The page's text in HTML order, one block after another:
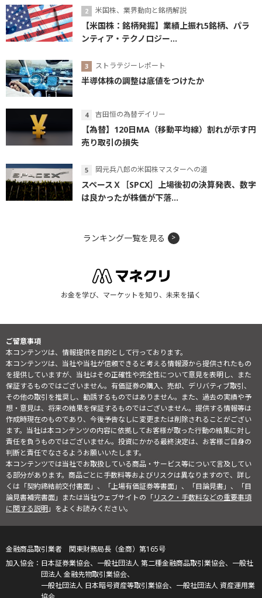
米国株、業界動向と銘柄解説
【米国株：銘柄発掘】業績上振れ5銘柄、パラ
ンティア・テクノロジー...
ストラテジーレポート
半導体株の調整は底値をつけたか
吉田恒の為替デイリー
【為替】120日MA（移動平均線）割れが示す円
売り取引の損失
岡元兵八郎の米国株マスターへの道
スペースＸ［SPCX］上場後初の決算発表、数字
は良かったが株価が下落...
ランキング一覧を見る
お金を学び、マーケットを知り、未来を描く
ご留意事項
本コンテンツは、情報提供を目的として行っております。
本コンテンツは、当社や当社が信頼できると考える情報源から提供されたもの
を提供していますが、当社はその正確性や完全性について意見を表明し、また
保証するものではございません。有価証券の購入、売却、デリバティブ取引、
その他の取引を推奨し、勧誘するものではありません。また、過去の実績や予
想・意見は、将来の結果を保証するものではございません。提供する情報等は
作成時現在のものであり、今後予告なしに変更または削除されることがござい
ます。当社は本コンテンツの内容に依拠してお客様が取った行動の結果に対し
責任を負うものではございません。投資にかかる最終決定は、お客様ご自身の
判断と責任でなさるようお願いいたします。
本コンテンツでは当社でお取扱している商品・サービス等について言及してい
る部分があります。商品ごとに手数料等およびリスクは異なりますので、詳し
くは「契約締結前交付書面」、「上場有価証券等書面」、「目論見書」、「目
論見書補完書面」または当社ウェブサイトの「リスク・手数料などの重要事項
に関する説明」をよくお読みください。
金融商品取引業者 関東財務局長（金商）第165号
日本証券業協会、一般社団法人 第二種金融商品取引業協会、一般社
団法人 金融先物取引業協会、
一般社団法人 日本暗号資産等取引業協会、一般社団法人 資産運用業